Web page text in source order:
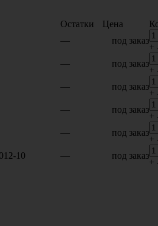
Остатки Цена
— под заказ
+
— под заказ
+
— под заказ
+
— под заказ
+
— под заказ
+
10 — под заказ
+